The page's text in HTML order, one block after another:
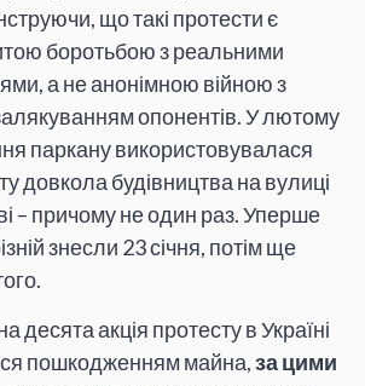
що такі протести є
боротьбою з реальними
а не анонімною війною з
опонентів. У лютому
паркану використовувалася
довкола будівництва на вулиці
– причому не один раз. Уперше
знесли 23 січня, потім ще
десята акція протесту в Україні
пошкодженням майна,за цими